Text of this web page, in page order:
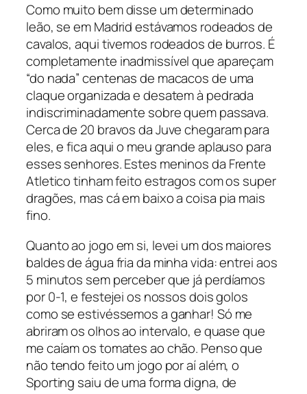
Como muito bem disse um determinado
leão, se em Madrid estávamos rodeados de
cavalos, aqui tivemos rodeados de burros. É
completamente inadmissível que apareçam
“do nada” centenas de macacos de uma
claque organizada e desatem à pedrada
indiscriminadamente sobre quem passava.
Cerca de 20 bravos da Juve chegaram para
eles, e fica aqui o meu grande aplauso para
esses senhores. Estes meninos da Frente
Atletico tinham feito estragos com os super
dragões, mas cá em baixo a coisa pia mais
fino.
Quanto ao jogo em si, levei um dos maiores
baldes de água fria da minha vida: entrei aos
5 minutos sem perceber que já perdíamos
por 0-1, e festejei os nossos dois golos
como se estivéssemos a ganhar! Só me
abriram os olhos ao intervalo, e quase que
me caíam os tomates ao chão. Penso que
não tendo feito um jogo por aí além, o
Sporting saiu de uma forma digna, de